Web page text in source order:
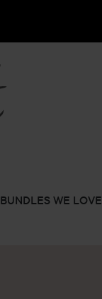
BUNDLES WE LOVE